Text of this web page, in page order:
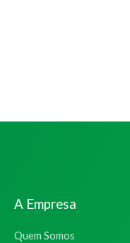
A Empresa
Quem Somos